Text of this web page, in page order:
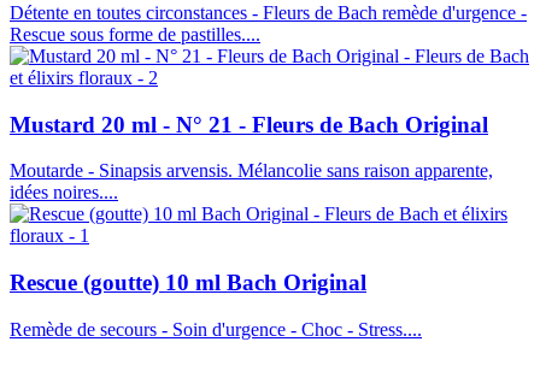
Détente en toutes circonstances - Fleurs de Bach remède d'urgence -
Rescue sous forme de pastilles....
Mustard 20 ml - N° 21 - Fleurs de Bach Original
Moutarde - Sinapsis arvensis. Mélancolie sans raison apparente,
idées noires....
Rescue (goutte) 10 ml Bach Original
Remède de secours - Soin d'urgence - Choc - Stress....